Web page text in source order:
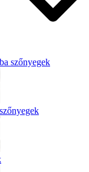
szőnyegek